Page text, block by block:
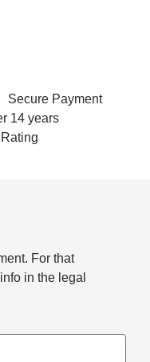
Secure Payment
14 years
For that
in the legal